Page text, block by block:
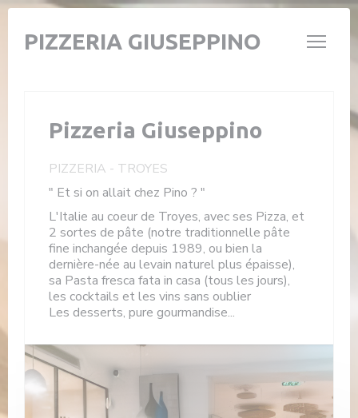
Personnalisation de vos choix en matière de cookies
PIZZERIA GIUSEPPINO
Pizzeria Giuseppino
PIZZERIA - TROYES
" Et si on allait chez Pino ? "
L'Italie au coeur de Troyes, avec ses Pizza, et
2 sortes de pâte (notre traditionnelle pâte
fine inchangée depuis 1989, ou bien la
dernière-née au levain naturel plus épaisse),
sa Pasta fresca fata in casa (tous les jours),
les cocktails et les vins sans oublier
Les desserts, pure gourmandise...